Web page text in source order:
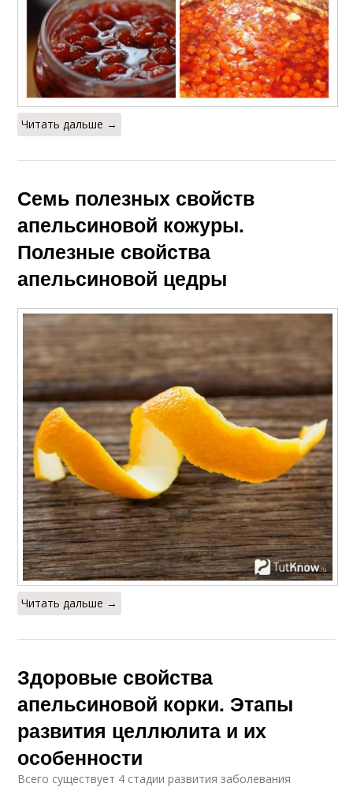
Читать дальше →
Семь полезных свойств
апельсиновой кожуры.
Полезные свойства
апельсиновой цедры
Читать дальше →
Здоровые свойства
апельсиновой корки. Этапы
развития целлюлита и их
особенности
Всего существует 4 стадии развития заболевания